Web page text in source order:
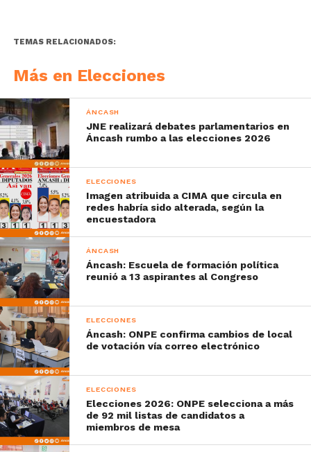
TEMAS RELACIONADOS:
Más en Elecciones
ÁNCASH
JNE realizará debates parlamentarios en
Áncash rumbo a las elecciones 2026
ELECCIONES
Imagen atribuida a CIMA que circula en
redes habría sido alterada, según la
encuestadora
ÁNCASH
Áncash: Escuela de formación política
reunió a 13 aspirantes al Congreso
ELECCIONES
Áncash: ONPE confirma cambios de local
de votación vía correo electrónico
ELECCIONES
Elecciones 2026: ONPE selecciona a más
de 92 mil listas de candidatos a
miembros de mesa